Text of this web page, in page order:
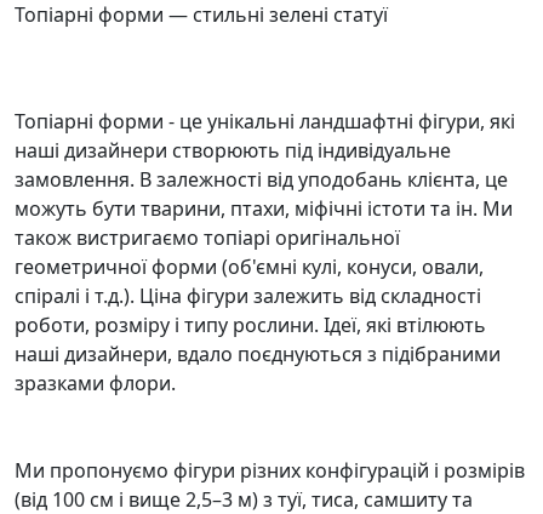
Топіарні форми — стильні зелені статуї
Топіарні форми - це унікальні ландшафтні фігури, які
наші дизайнери створюють під індивідуальне
замовлення. В залежності від уподобань клієнта, це
можуть бути тварини, птахи, міфічні істоти та ін. Ми
також вистригаємо топіарі оригінальної
геометричної форми (об'ємні кулі, конуси, овали,
спіралі і т.д.). Ціна фігури залежить від складності
роботи, розміру і типу рослини. Ідеї, які втілюють
наші дизайнери, вдало поєднуються з підібраними
зразками флори.
Ми пропонуємо фігури різних конфігурацій і розмірів
(від 100 см і вище 2,5–3 м) з туї, тиса, самшиту та